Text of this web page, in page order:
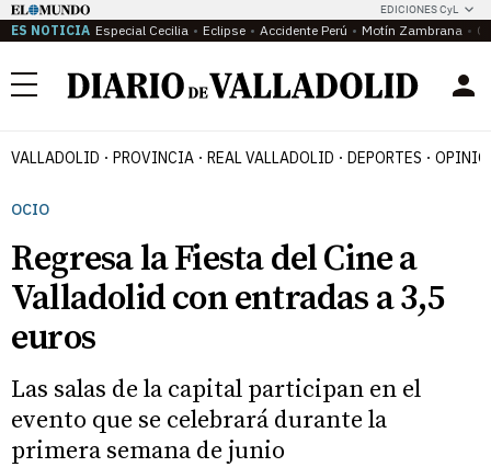
EDICIONES CyL
ES NOTICIA Especial Cecilia Eclipse Accidente Perú Motín Zambrana
Menú
VALLADOLID PROVINCIA REAL VALLADOLID DEPORTES
OCIO
Regresa la Fiesta del Cine a
Valladolid con entradas a 3,5
euros
Las salas de la capital participan en el
evento que se celebrará durante la
primera semana de junio